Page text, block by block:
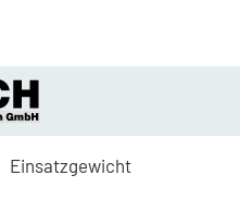
Einsatzgewicht